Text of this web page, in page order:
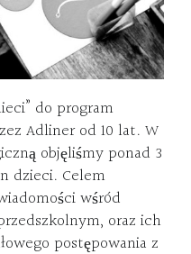
do program
Adliner od 10 lat. W
objęliśmy ponad 3
dzieci. Celem
wśród
oraz ich
postępowania z